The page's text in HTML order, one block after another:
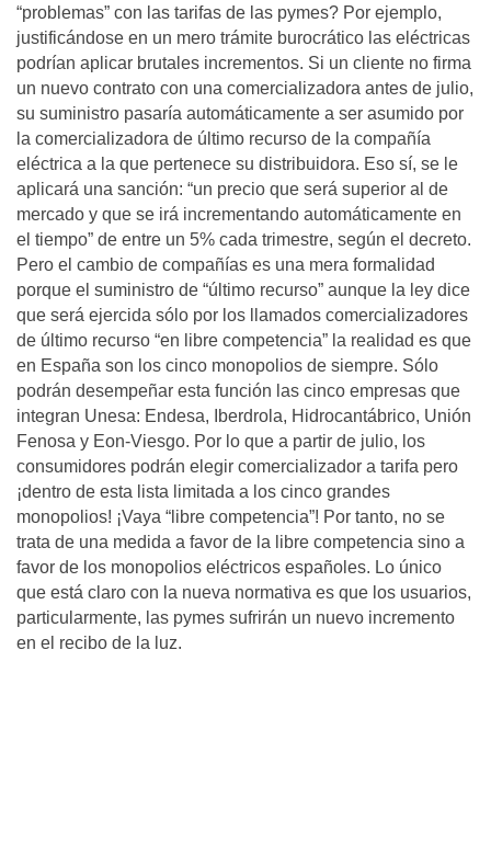
“problemas” con las tarifas de las pymes? Por ejemplo,
justificándose en un mero trámite burocrático las eléctricas
podrían aplicar brutales incrementos. Si un cliente no firma
un nuevo contrato con una comercializadora antes de julio,
su suministro pasaría automáticamente a ser asumido por
la comercializadora de último recurso de la compañía
eléctrica a la que pertenece su distribuidora. Eso sí, se le
aplicará una sanción: “un precio que será superior al de
mercado y que se irá incrementando automáticamente en
el tiempo” de entre un 5% cada trimestre, según el decreto.
Pero el cambio de compañías es una mera formalidad
porque el suministro de “último recurso” aunque la ley dice
que será ejercida sólo por los llamados comercializadores
de último recurso “en libre competencia” la realidad es que
en España son los cinco monopolios de siempre. Sólo
podrán desempeñar esta función las cinco empresas que
integran Unesa: Endesa, Iberdrola, Hidrocantábrico, Unión
Fenosa y Eon-Viesgo. Por lo que a partir de julio, los
consumidores podrán elegir comercializador a tarifa pero
¡dentro de esta lista limitada a los cinco grandes
monopolios! ¡Vaya “libre competencia”! Por tanto, no se
trata de una medida a favor de la libre competencia sino a
favor de los monopolios eléctricos españoles. Lo único
que está claro con la nueva normativa es que los usuarios,
particularmente, las pymes sufrirán un nuevo incremento
en el recibo de la luz.